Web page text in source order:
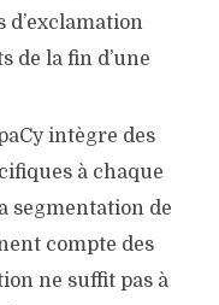
d’exclamation
de la fin d’une
intègre des
à chaque
segmentation de
compte des
ne suffit pas à